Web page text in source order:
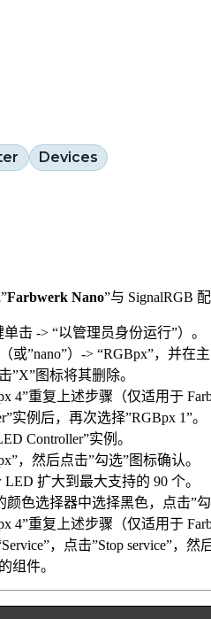
Devices
Farbwerk Nano”与 SignalRGB
击 -> “以管理员身份运行”）。
或”nano”）-> “RGBpx”，并在
”X”图标将其删除。
4”重复上述步骤（仅适用于
实例后，再次选择”RGBpx 1”。
Controller”实例。
，然后点击”勾选”图标确认。
扩大到最大支持的 90 个。
颜色选择器中选择黑色，点击”勾
4”重复上述步骤（仅适用于
，点击”Stop service”，
组件。